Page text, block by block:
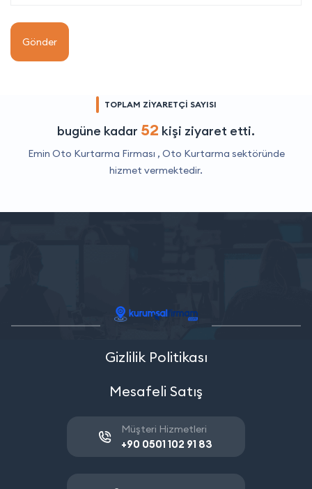
Gönder
TOPLAM ZİYARETÇİ SAYISI
bugüne kadar 52 kişi ziyaret etti.
Emin Oto Kurtarma Firması , Oto Kurtarma sektöründe
hizmet vermektedir.
Gizlilik Politikası
Mesafeli Satış
Müşteri Hizmetleri
+90 0501 102 91 83